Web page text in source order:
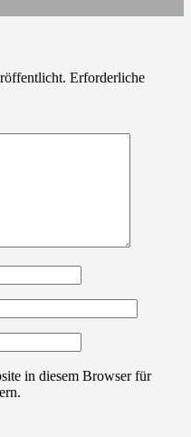
Erforderliche
in diesem Browser für